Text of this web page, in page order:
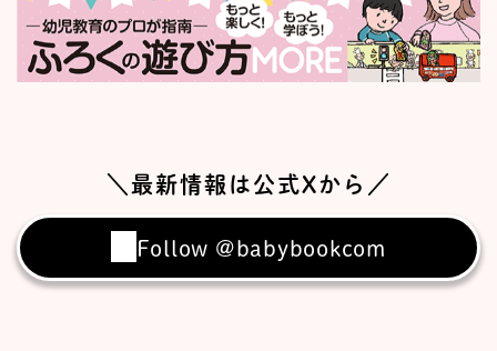
＼最新情報は公式Xから／
Follow @babybookcom